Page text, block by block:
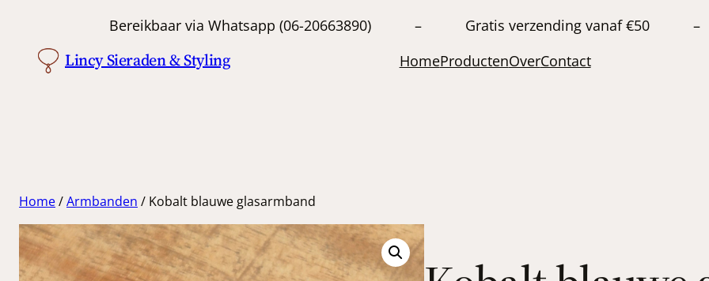
Bereikbaar via Whatsapp (06-20663890) – Gratis verzending vanaf €50 –
Lincy Sieraden & Styling HomeProductenOverContact
Home/Armbanden / Kobalt blauwe glasarmband